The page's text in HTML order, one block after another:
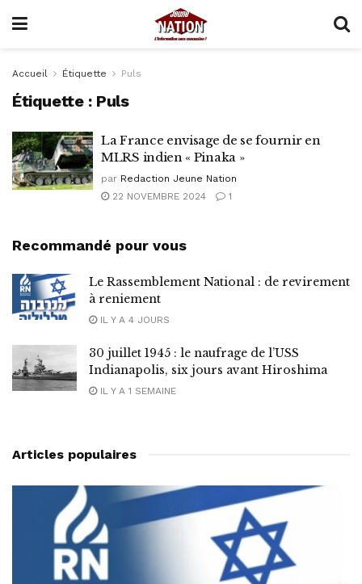
Accueil Étiquette Puls
Étiquette : Puls
La France envisage de se fournir en
MLRS indien « Pinaka »
par Redaction Jeune Nation
22 NOVEMBRE 2024
1
Recommandé pour vous
Le Rassemblement National : de revirement
à reniement
IL Y A 4 JOURS
30 juillet 1945 : le naufrage de l’USS
Indianapolis, six jours avant Hiroshima
IL Y A 1 SEMAINE
Articles populaires